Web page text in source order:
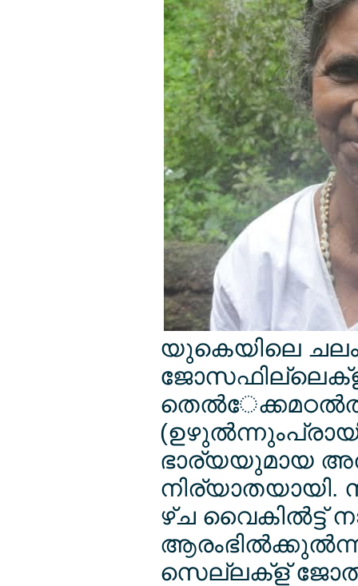
യുകെയിലെ
ഭാര്യയുമായ
ഴ്ച വൈകില്‍ട്ട്
സെല്ലക്ള്